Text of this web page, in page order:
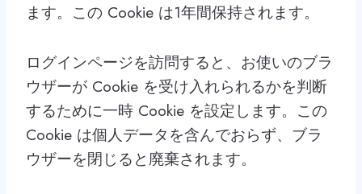
ます。この Cookie は1年間保持されます。
ログインページを訪問すると、お使いのブラ
ウザーが Cookie を受け入れられるかを判断
するために一時 Cookie を設定します。この
Cookie は個人データを含んでおらず、ブラ
ウザーを閉じると廃棄されます。